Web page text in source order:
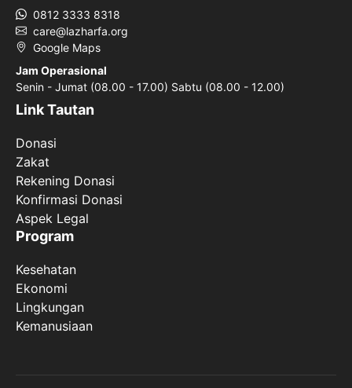
0812 3333 8318
care@lazharfa.org
Google Maps
Jam Operasional
Senin - Jumat (08.00 - 17.00) Sabtu (08.00 - 12.00)
Link Tautan
Donasi
Zakat
Rekening Donasi
Konfirmasi Donasi
Aspek Legal
Program
Kesehatan
Ekonomi
Lingkungan
Kemanusiaan